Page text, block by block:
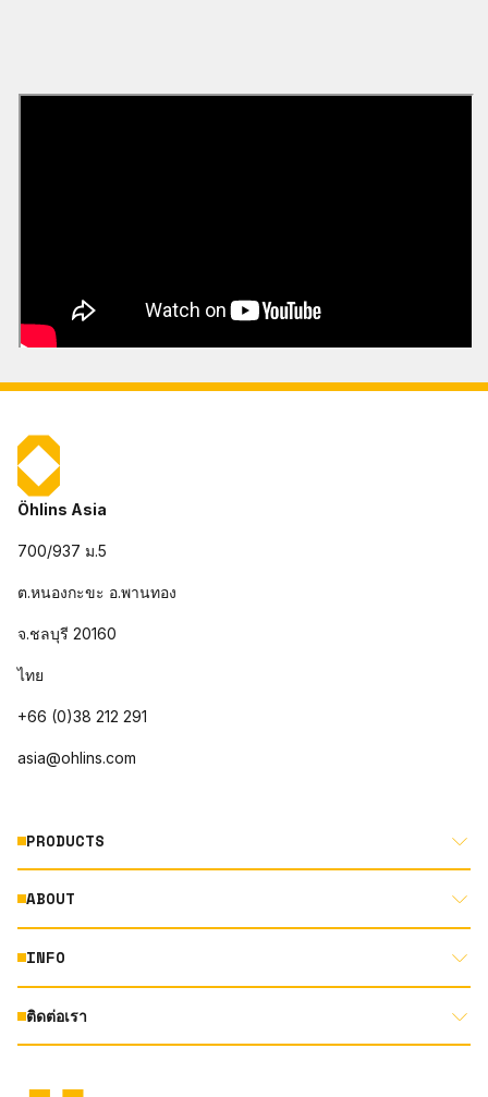
Öhlins Asia
700/937 ม.5
ต.หนองกะขะ อ.พานทอง
จ.ชลบุรี 20160
ไทย
+66 (0)38 212 291
asia@ohlins.com
PRODUCTS
MOTORCYCLE
AUTOMOTIVE
ABOUT
ABOUT US
RACING
INFO
DOCUMENT LIBRARY
ติดต่อเรา
INSTAGRAM